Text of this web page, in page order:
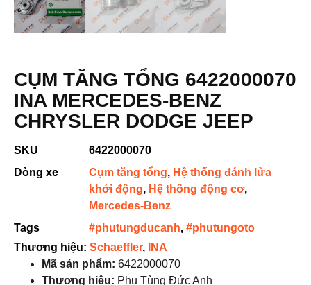
CỤM TĂNG TỔNG 6422000070
INA MERCEDES-BENZ
CHRYSLER DODGE JEEP
SKU
6422000070
Dòng xe
Cụm tăng tổng, Hệ thống đánh lửa
khởi động, Hệ thống động cơ,
Mercedes-Benz
Tags
#phutungducanh, #phutungoto
Thương hiệu: Schaeffler,
INA
Mã sản phẩm: 6422000070
Thương hiệu: Phụ Tùng Đức Anh